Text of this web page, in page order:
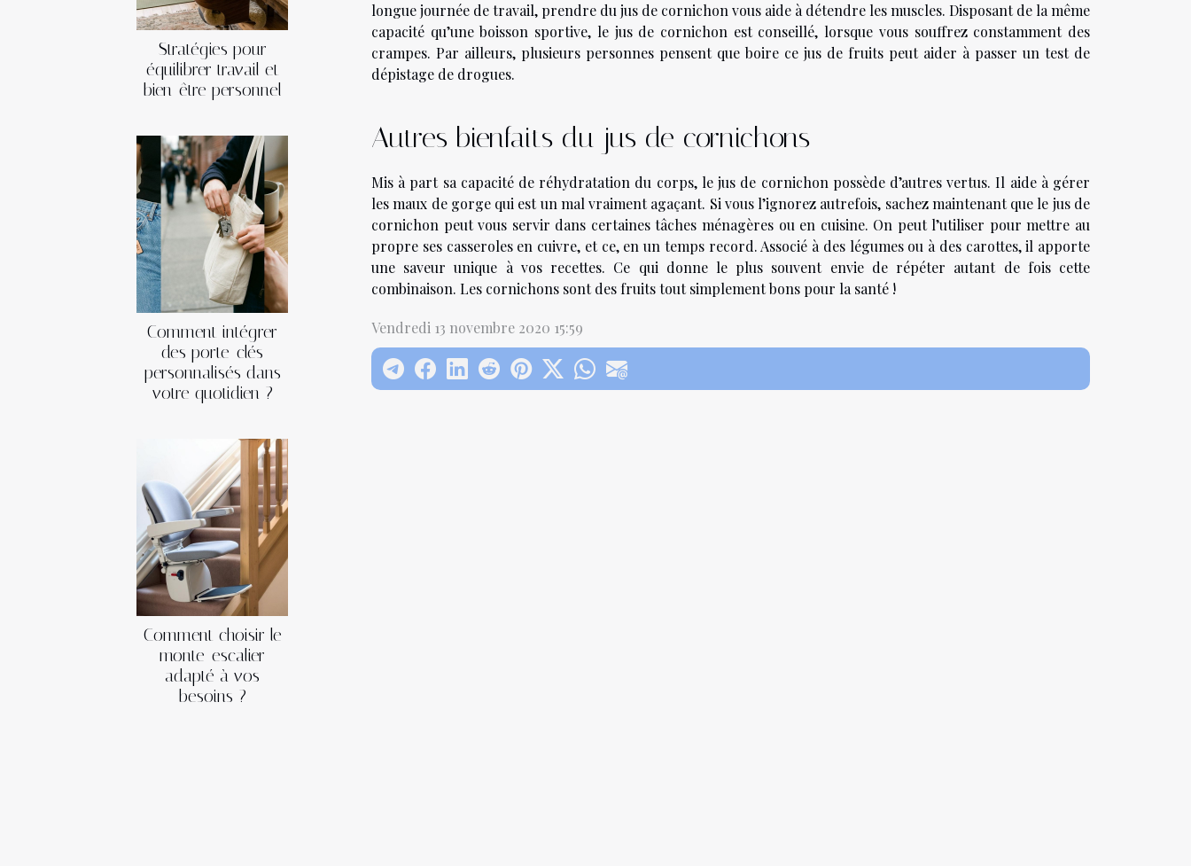
Stratégies pour
équilibrer travail et
bien-être personnel
Comment intégrer
des porte-clés
personnalisés dans
votre quotidien ?
Comment choisir le
monte-escalier
adapté à vos
besoins ?
longue journée de travail, prendre du jus de cornichon vous aide à détendre les muscles. Disposant de la même
capacité qu’une boisson sportive, le jus de cornichon est conseillé, lorsque vous souffrez constamment des
crampes. Par ailleurs, plusieurs personnes pensent que boire ce jus de fruits peut aider à passer un test de
dépistage de drogues.
Autres bienfaits du jus de cornichons
Mis à part sa capacité de réhydratation du corps, le jus de cornichon possède d’autres vertus. Il aide à gérer
les maux de gorge qui est un mal vraiment agaçant. Si vous l’ignorez autrefois, sachez maintenant que le jus de
cornichon peut vous servir dans certaines tâches ménagères ou en cuisine. On peut l’utiliser pour mettre au
propre ses casseroles en cuivre, et ce, en un temps record. Associé à des légumes ou à des carottes, il apporte
une saveur unique à vos recettes. Ce qui donne le plus souvent envie de répéter autant de fois cette
combinaison. Les cornichons sont des fruits tout simplement bons pour la santé !
Vendredi 13 novembre 2020 15:59